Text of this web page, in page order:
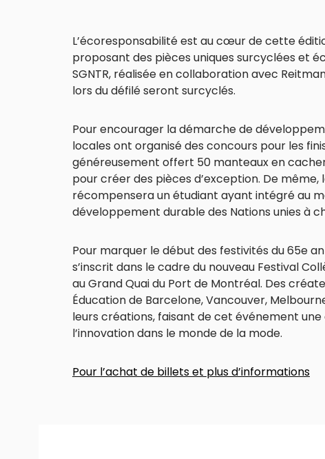
L’écoresponsabilité est au cœur de cette
proposant des pièces uniques surcyclées et
SGNTR, réalisée en collaboration avec
lors du défilé seront surcyclés.
Pour encourager la démarche de
locales ont organisé des concours pour les
généreusement offert 50 manteaux en
pour créer des pièces d’exception. De même,
récompensera un étudiant ayant intégré au
développement durable des Nations unies à
Pour marquer le début des festivités du 65e
s’inscrit dans le cadre du nouveau Festival
au Grand Quai du Port de Montréal. Des
Éducation de Barcelone, Vancouver,
leurs créations, faisant de cet événement
l’innovation dans le monde de la mode.
Pour l’achat de billets et plus d’informations